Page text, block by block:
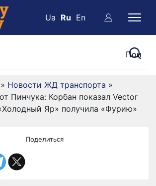
Ua Ru En
» Новости ЖД транспорта »
Пинчука: Корбан показал Vector
Яр» получила «Фурию»
Поделиться